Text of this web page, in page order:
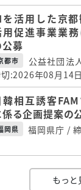
活用した京
用促進事業業
公募
都市
公益社団法
:2026年08月14日
韓相互誘客
係る企画提案の
岡県
福岡県庁 /
もっと